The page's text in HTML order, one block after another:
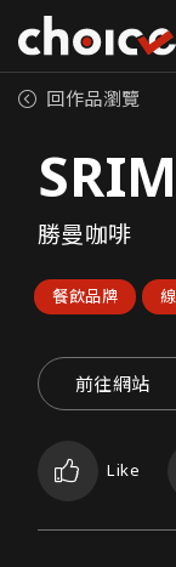
回作品瀏覽
勝曼咖啡
餐飲品牌
前往網站
Like